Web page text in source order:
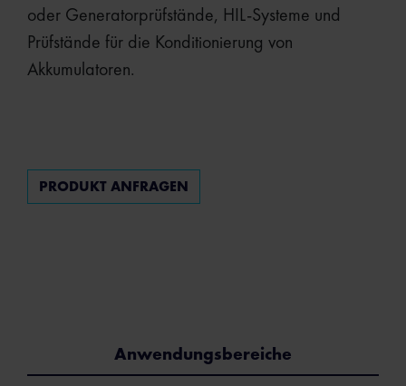
oder Generatorprüfstände, HIL-Systeme und
Prüfstände für die Konditionierung von
Akkumulatoren.
PRODUKT ANFRAGEN
Anwendungsbereiche